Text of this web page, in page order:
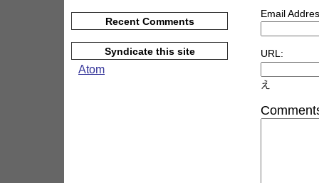
Email
URL:
え
Recent Comments
Syndicate this site
Atom